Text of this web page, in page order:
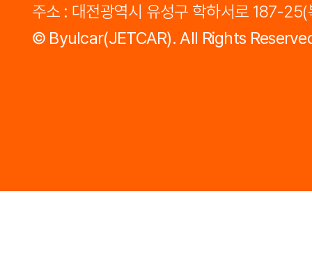
주소 : 대전광역시 유성구 학하서로 187-25(
© Byulcar(JETCAR). All Rights